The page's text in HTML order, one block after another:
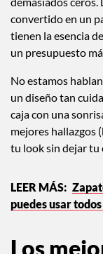
A todas nos ha
feedde nuestra it-
demasiados ceros.
convertido en un
tienen la esencia
un presupuesto
No estamos
un diseño tan
mejores hallazgos
tu look sin dejar tu